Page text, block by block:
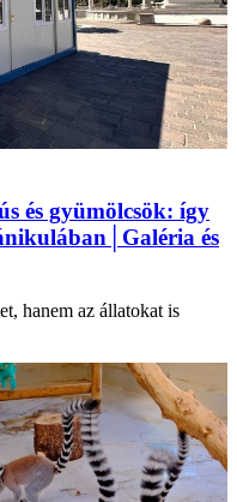
és gyümölcsök: így
és
hanem az állatokat is